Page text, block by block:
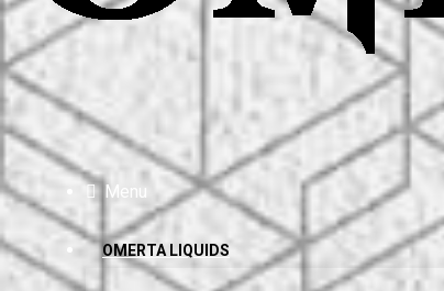
Menu
OMERTA LIQUIDS